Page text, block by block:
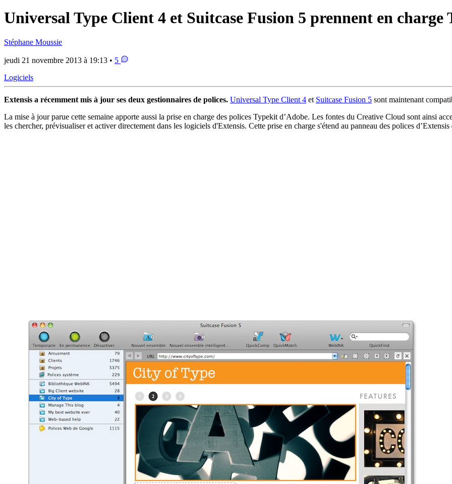
Universal Type Client 4 et Suitcase Fusion 5 prennent en charge
Stéphane Moussie
jeudi 21 novembre 2013 à 19:13 • 5
Logiciels
Extensis a récemment mis à jour ses deux gestionnaires de polices. Universal Type Client 4 et Suitcase Fusion 5 sont maintenant
La mise à jour parue cette semaine apporte aussi la prise en charge des polices Typekit d’Adobe. Les fontes du Creative Cloud sont ainsi
les chercher, prévisualiser et activer directement dans les logiciels d'Extensis. Cette prise en charge s'étend au panneau des polices